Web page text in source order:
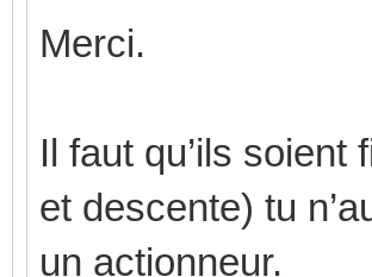
Merci.
Il faut qu’ils
et descente) tu
un actionneur.